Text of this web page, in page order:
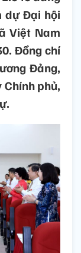
dự Đại hội
Việt Nam
Đồng chí
Đảng,
Chính phủ,